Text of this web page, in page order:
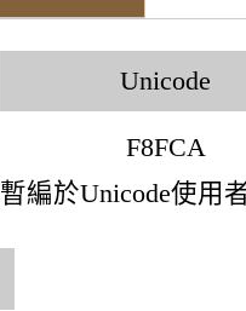
Unicode
F8FCA
暫編於Unicode使用